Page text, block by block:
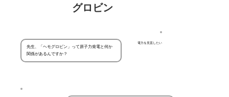
グロビン
電力を見直したい
先生、「ヘモグロビン」って原子力発電と何か
関係があるんですか？